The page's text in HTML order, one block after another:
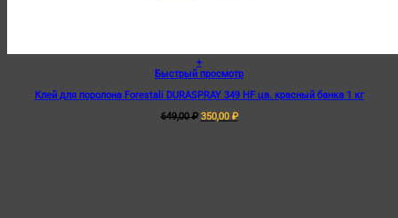
+
Быстрый просмотр
Клей для поролона Forestali DURASPRAY 349 HF цв. красный банка 1 кг
649,00₽ Первоначальная
350,00 ₽Текущая